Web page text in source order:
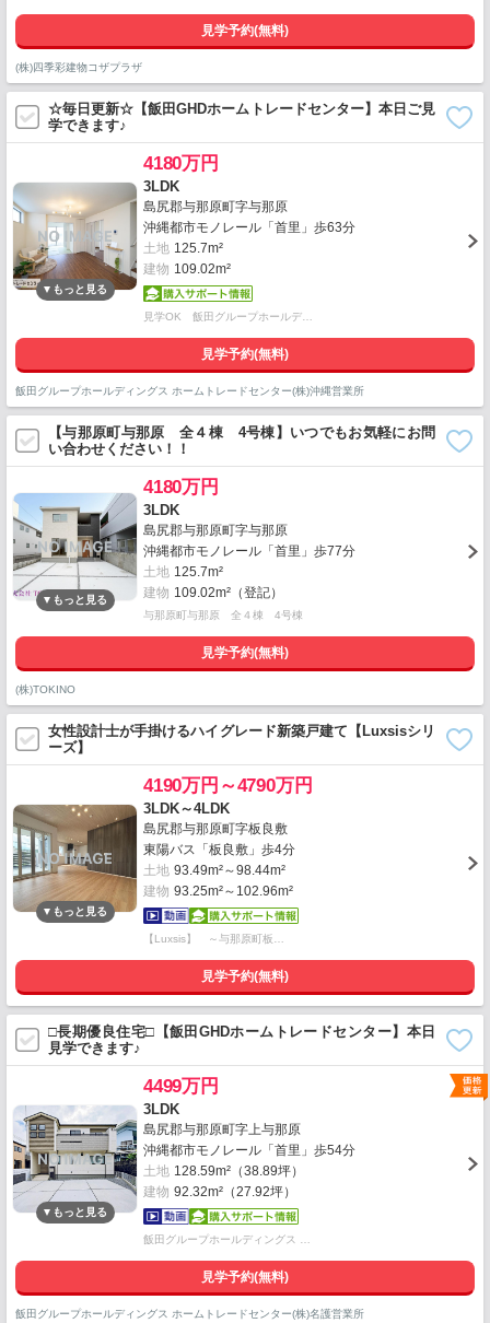
見学予約(無料)
(株)四季彩建物コザプラザ
☆毎日更新☆【飯田GHDホームトレードセンター】本日ご見
学できます♪
4180万円
3LDK
島尻郡与那原町字与那原
沖縄都市モノレール「首里」歩63分
土地 125.7m²
建物 109.02m²
見学OK 飯田グループホールデ…
見学予約(無料)
飯田グループホールディングス ホームトレードセンター(株)沖縄営業所
【与那原町与那原 全４棟 4号棟】いつでもお気軽にお問
い合わせください！！
4180万円
3LDK
島尻郡与那原町字与那原
沖縄都市モノレール「首里」歩77分
土地 125.7m²
建物 109.02m²（登記）
与那原町与那原 全４棟 4号棟
見学予約(無料)
(株)TOKINO
女性設計士が手掛けるハイグレード新築戸建て【Luxsisシリ
ーズ】
4190万円～4790万円
3LDK～4LDK
島尻郡与那原町字板良敷
東陽バス「板良敷」歩4分
土地 93.49m²～98.44m²
建物 93.25m²～102.96m²
【Luxsis】 ～与那原町板…
見学予約(無料)
□長期優良住宅□【飯田GHDホームトレードセンター】本日
見学できます♪
4499万円
3LDK
島尻郡与那原町字上与那原
沖縄都市モノレール「首里」歩54分
土地 128.59m²（38.89坪）
建物 92.32m²（27.92坪）
飯田グループホールディングス …
見学予約(無料)
飯田グループホールディングス ホームトレードセンター(株)名護営業所